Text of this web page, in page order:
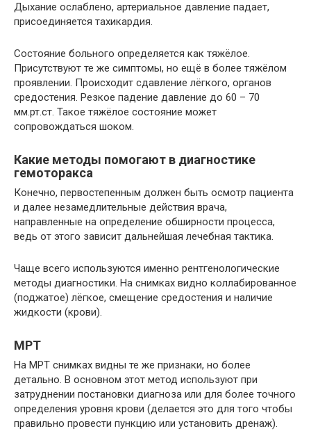
Дыхание ослаблено, артериальное давление падает,
присоединяется тахикардия.
Состояние больного определяется как тяжёлое.
Присутствуют те же симптомы, но ещё в более тяжёлом
проявлении. Происходит сдавление лёгкого, органов
средостения. Резкое падение давление до 60 – 70
мм.рт.ст. Такое тяжёлое состояние может
сопровождаться шоком.
Какие методы помогают в диагностике
гемоторакса
Конечно, первостепенным должен быть осмотр пациента
и далее незамедлительные действия врача,
направленные на определение обширности процесса,
ведь от этого зависит дальнейшая лечебная тактика.
Чаще всего используются именно рентгенологические
методы диагностики. На снимках видно коллабированное
(поджатое) лёгкое, смещение средостения и наличие
жидкости (крови).
МРТ
На МРТ снимках видны те же признаки, но более
детально. В основном этот метод используют при
затруднении постановки диагноза или для более точного
определения уровня крови (делается это для того чтобы
правильно провести пункцию или установить дренаж).